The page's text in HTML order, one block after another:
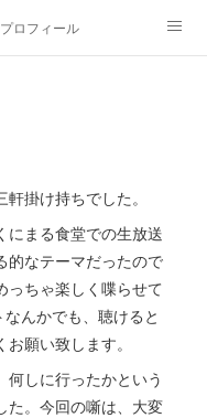
プロフィール
掛け持ちでした。
にまる食堂での生放送
的なテーマだったので
っちゃ楽しく喋らせて
んかでも、聴けると
願い致します。
何しに行ったかという
た。今回の噺は、大変